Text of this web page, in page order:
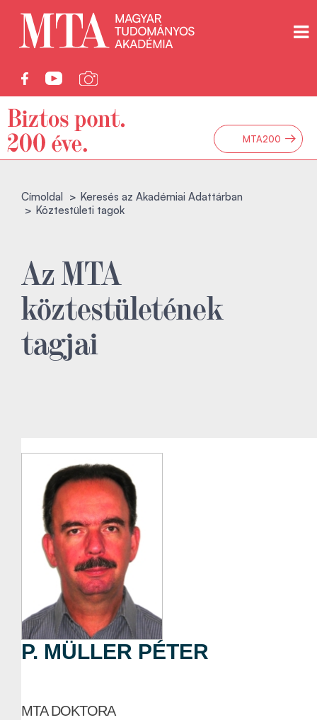
MTA200 →
Címoldal
Keresés az Akadémiai Adattárban
Köztestületi tagok
Az MTA
köztestületének
tagjai
P. MÜLLER PÉTER
MTA DOKTORA